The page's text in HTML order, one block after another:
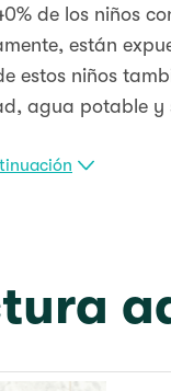
de los niños
están
estos niños
agua potable y